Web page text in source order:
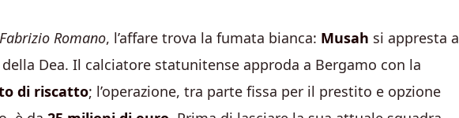
Fabrizio Romano, l’affare trova la fumata bianca: Musah si appresta a
Dea. Il calciatore statunitense approda a Bergamo con la
di riscatto; l’operazione, tra parte fissa per il prestito e opzione